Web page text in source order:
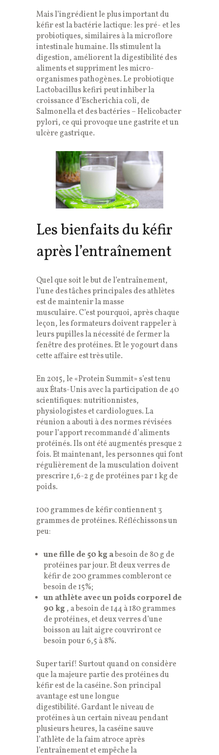
Mais l’ingrédient le plus important du
kéfir est la bactérie lactique: les pré- et les
probiotiques, similaires à la microflore
intestinale humaine. Ils stimulent la
digestion, améliorent la digestibilité des
aliments et suppriment les micro-
organismes pathogènes. Le probiotique
Lactobacillus kefiri peut inhiber la
croissance d’Escherichia coli, de
Salmonella et des bactéries – Helicobacter
pylori, ce qui provoque une gastrite et un
ulcère gastrique.
Les bienfaits du kéfir
après l’entraînement
Quel que soit le but de l’entraînement,
l’une des tâches principales des athlètes
est de maintenir la masse
musculaire. C’est pourquoi, après chaque
leçon, les formateurs doivent rappeler à
leurs pupilles la nécessité de fermer la
fenêtre des protéines. Et le yogourt dans
cette affaire est très utile.
En 2015, le «Protein Summit» s’est tenu
aux États-Unis avec la participation de 40
scientifiques: nutritionnistes,
physiologistes et cardiologues. La
réunion a abouti à des normes révisées
pour l’apport recommandé d’aliments
protéinés. Ils ont été augmentés presque 2
fois. Et maintenant, les personnes qui font
régulièrement de la musculation doivent
prescrire 1,6-2 g de protéines par 1 kg de
poids.
100 grammes de kéfir contiennent 3
grammes de protéines. Réfléchissons un
peu:
une fille de 50 kg abesoin de 80 g de
protéines par jour. Et deux verres de
kéfir de 200 grammes combleront ce
besoin de 15%;
un athlète avec un poids corporel de
90 kg , a besoin de 144 à 180 grammes
de protéines, et deux verres d’une
boisson au lait aigre couvriront ce
besoin pour 6,5 à 8%.
Super tarif! Surtout quand on considère
que la majeure partie des protéines du
kéfir est de la caséine. Son principal
avantage est une longue
digestibilité. Gardant le niveau de
protéines à un certain niveau pendant
plusieurs heures, la caséine sauve
l’athlète de la faim atroce après
l’entraînement et empêche la